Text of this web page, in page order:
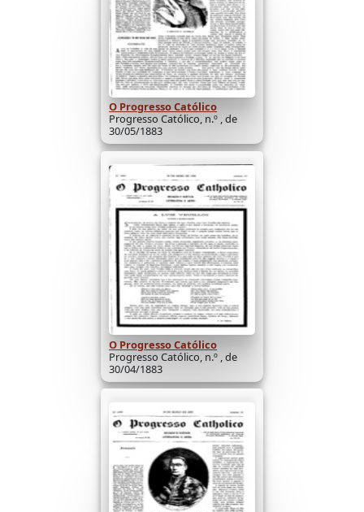
O Progresso Católico
Progresso Católico, n.º , de
30/05/1883
O Progresso Católico
Progresso Católico, n.º , de
30/04/1883